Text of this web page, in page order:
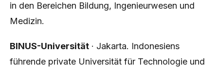
in den Bereichen Bildung, Ingenieurwesen und
Medizin.
BINUS-Universität · Jakarta. Indonesiens
führende private Universität für Technologie und